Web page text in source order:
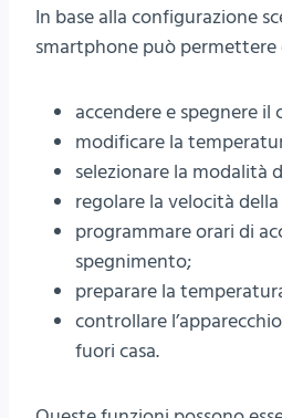
In base alla configurazione
smartphone può permettere
accendere e spegnere
modificare la
selezionare la modalità
regolare la velocità
programmare orari di
spegnimento;
preparare la
controllare
fuori casa.